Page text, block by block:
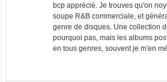
bcp apprécié. Je trouves qu'on
soupe R&B commerciale, et
genre de disques. Une collection
pourquoi pas, mais les albums
en tous genres, souvent je m'en